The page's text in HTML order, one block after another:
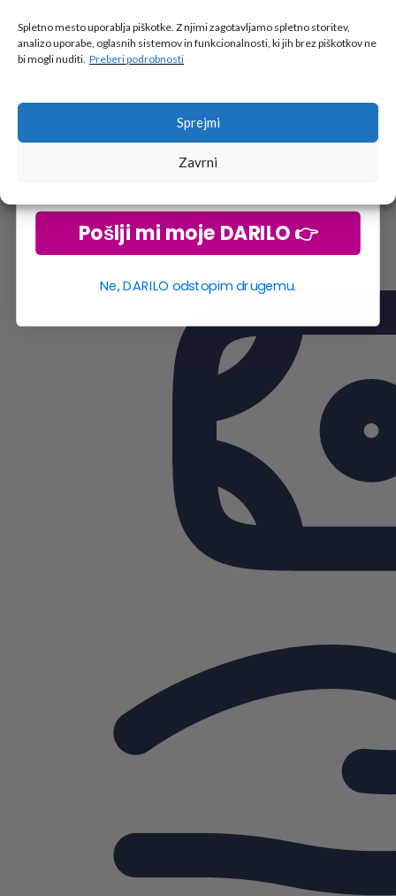
Spletno mesto uporablja piškotke. Z njimi zagotavljamo spletno storitev,
analizo uporabe, oglasnih sistemov in funkcionalnosti, ki jih brez piškotkov ne
bi mogli nuditi. Preberi podrobnosti
Sprejmi
Zavrni
🎁 DARILO
Vpiši podatke za prejem darila
Pošlji mi moje DARILO 👉
Ne, DARILO odstopim drugemu.